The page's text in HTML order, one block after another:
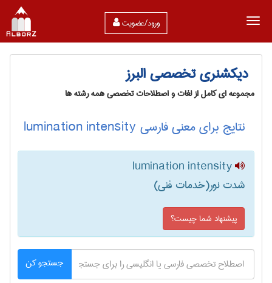
ورود/عضویت
دیکشنری تخصصی البرز
مجموعه ای کامل از لغات و اصطلاحات تخصصی همه رشته ها
نتایج برای معنی فارسی lumination intensity
lumination intensity
شدت نور(خدمات فنی)
پیشنهاد شما چیست؟
جستجو کن